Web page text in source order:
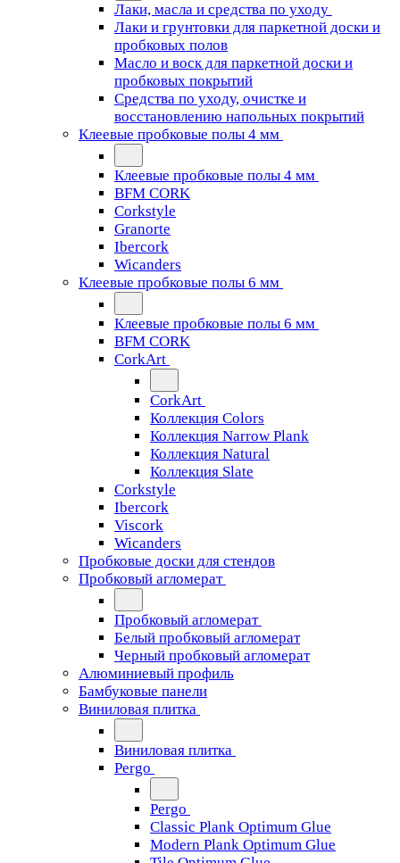
Лаки, масла и средства по уходу
Лаки и грунтовки для паркетной доски и
пробковых полов
Масло и воск для паркетной доски и
пробковых покрытий
Средства по уходу, очистке и
восстановлению напольных покрытий
Клеевые пробковые полы 4 мм
Клеевые пробковые полы 4 мм
BFM CORK
Corkstyle
Granorte
Ibercork
Wicanders
Клеевые пробковые полы 6 мм
Клеевые пробковые полы 6 мм
BFM CORK
CorkArt
CorkArt
Коллекция Colors
Коллекция Narrow Plank
Коллекция Natural
Коллекция Slate
Corkstyle
Ibercork
Viscork
Wicanders
Пробковые доски для стендов
Пробковый агломерат
Пробковый агломерат
Белый пробковый агломерат
Черный пробковый агломерат
Алюминиевый профиль
Бамбуковые панели
Виниловая плитка
Виниловая плитка
Pergo
Pergo
Classic Plank Optimum Glue
Modern Plank Optimum Glue